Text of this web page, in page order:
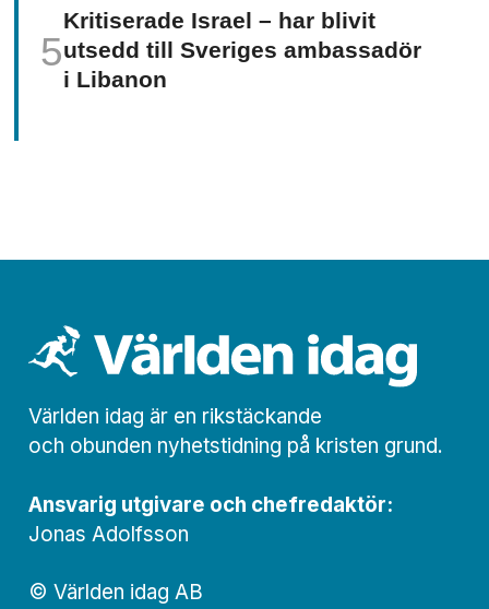
Kritiserade Israel – har blivit
utsedd till Sveriges ambassadör
i Libanon
Världen idag är en rikstäckande
och obunden nyhets­­­tidning på kristen grund.
Ansvarig utgivare och chef­redaktör:
Jonas Adolfsson
© Världen idag AB